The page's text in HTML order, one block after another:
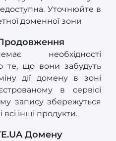
Уточнюйте в
доменної зони
необхідності
те, що вони забудуть
дії домену в зоні
в сервісі
запису збережуться
всі інші продукти.
Домену